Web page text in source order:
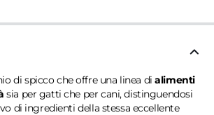
di spicco che offre una linea dialimenti
sia per gatti che per cani, distinguendosi
di ingredienti della stessa eccellente